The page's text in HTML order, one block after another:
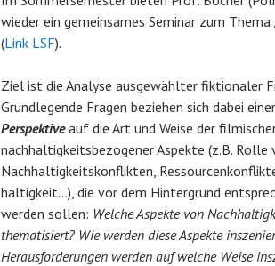
wieder ein gemeinsames Seminar zum
(Link LSF).
Ziel ist die Analyse ausgewählter fiktionaler
Grundlegende Fragen beziehen sich dabei
Perspektiveauf die Art und Weise der
nachhaltigkeitsbezogener Aspekte (z.B. Rolle
Nachhaltigkeitskonflikten,
haltigkeit…), die vor dem Hintergrund
werden sollen: Welche Aspekte von
thematisiert? Wie werden diese Aspekte
Herausforderungen werden auf welche Weise